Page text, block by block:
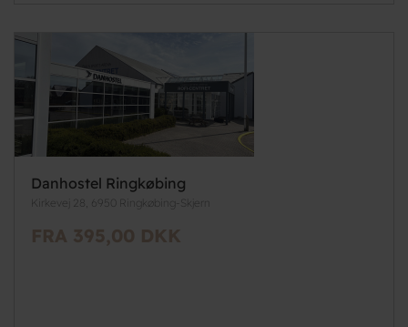
Danhostel Ringkøbing
Kirkevej 28, 6950 Ringkøbing-Skjern
FRA 395,00 DKK